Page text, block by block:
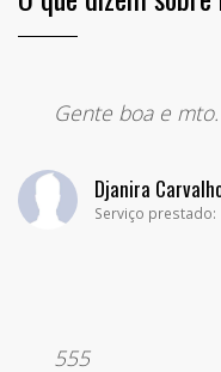
“ Gente boa e
Djanira
Serviço prestado:
555